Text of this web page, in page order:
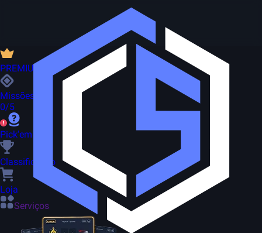
PREMIUM
Missões
0/5
Pick'em
Classificação
Loja
Serviços